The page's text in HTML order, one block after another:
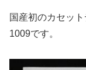
国産初のカセッ
1009です。